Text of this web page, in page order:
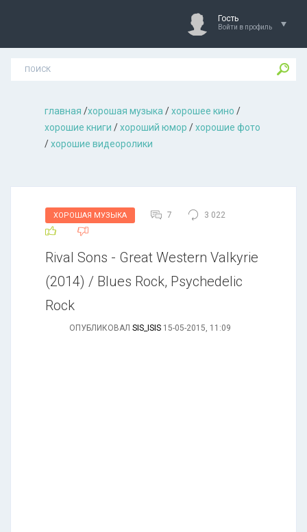
Гость
Войти в профиль
главная /хорошая музыкa /хорошее кино /
хорошие книги /хороший юмор /хорошие фото
/хорошие видеоролики
ХОРОШАЯ МУЗЫКА 7 3 022
Rival Sons - Great Western Valkyrie
(2014) / Blues Rock, Psychedelic
Rock
ОПУБЛИКОВАЛ SIS_ISIS 15-05-2015, 11:09